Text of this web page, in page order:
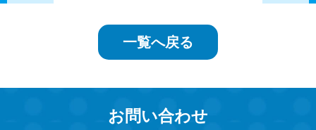
一覧へ戻る
お問い合わせ